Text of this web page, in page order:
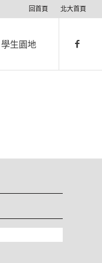
回首頁 北大首頁
學生園地